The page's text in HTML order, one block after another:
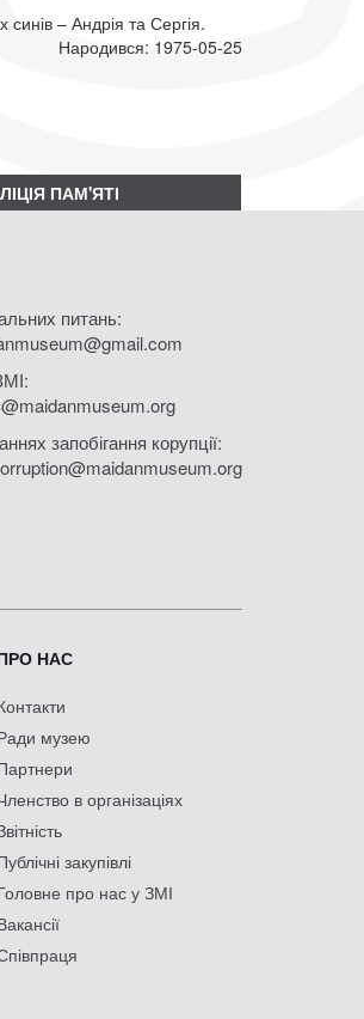
– Андрія та Сергія.
Народився: 1975-05-25
ПАМ'ЯТІ
питань:
запобігання корупції:
НАС
музею
в організаціях
закупівлі
про нас у ЗМІ